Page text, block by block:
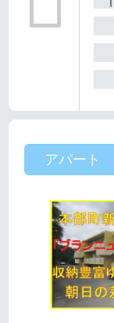
アパート